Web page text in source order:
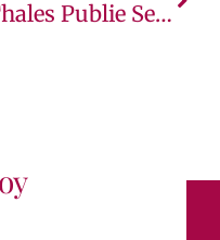
Thales Publie Ses Prises De Commandes Et Son Chiffre D’affaires Du Premier Trimestre 2025